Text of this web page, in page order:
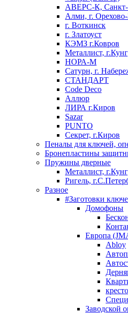
АВЕРС-К, Санкт-
Алми, г.
г. Воткинск
г. Златоуст
КЭМЗ г.Ковров
Металлист,
НОРА-М
Сатурн, г.
СТАНДАРТ
Code Deco
Аллюр
ЛИРА г.Киров
Sazar
PUNTO
Секрет, г.Киров
Пеналы для ключей,
Бронепластины
Пружины дверные
Металлист,
Ригель,
Разное
#Заготовки
Домофоны
Европа
Abloy
Заводской